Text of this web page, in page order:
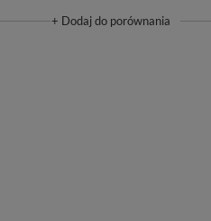
+ Dodaj do porównania